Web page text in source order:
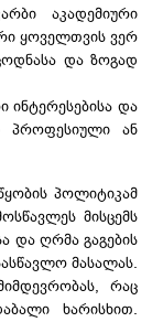
აკადემიური
ყოველთვის ვერ
და ზოგად
ინტერესებისა და
პროფესიული ან
პოლიტიკამ
მისცემს
და ღრმა გაგების
მასალას.
რაც
ხარისხით.